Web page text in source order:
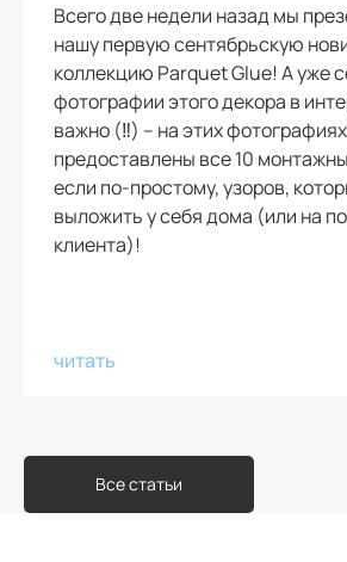
Всего две недели назад мы
нашу первую сентябрьскую
коллекцию Parquet Glue! А уже
фотографии этого декора в
важно (‼️) – на этих фотографиях
предоставлены все 10
если по-простому, узоров,
выложить у себя дома (или на
клиента)!
читать
Все статьи